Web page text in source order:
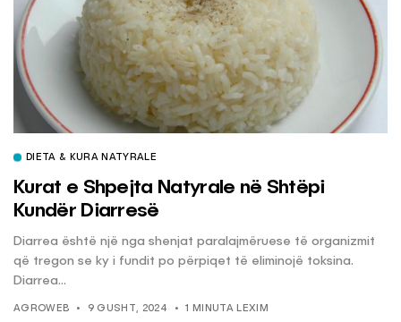
DIETA & KURA NATYRALE
Kurat e Shpejta Natyrale në Shtëpi
Kundër Diarresë
Diarrea është një nga shenjat paralajmëruese të organizmit
që tregon se ky i fundit po përpiqet të eliminojë toksina.
Diarrea...
AGROWEB 9 GUSHT, 2024 1 MINUTA LEXIM